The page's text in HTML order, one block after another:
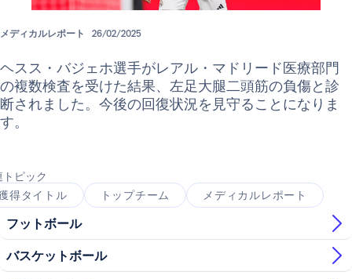
メディカルレポート 26/02/2025
ヘスス・バジェホ選手がレアル・マドリード医療部門
の複数検査を受けた結果、左足大腿二頭筋の負傷と診
断されました。今後の回復状況を見守ることになりま
す。
トピック
得タイトル
トップチーム メディカルレポート
フットボール
バスケットボール